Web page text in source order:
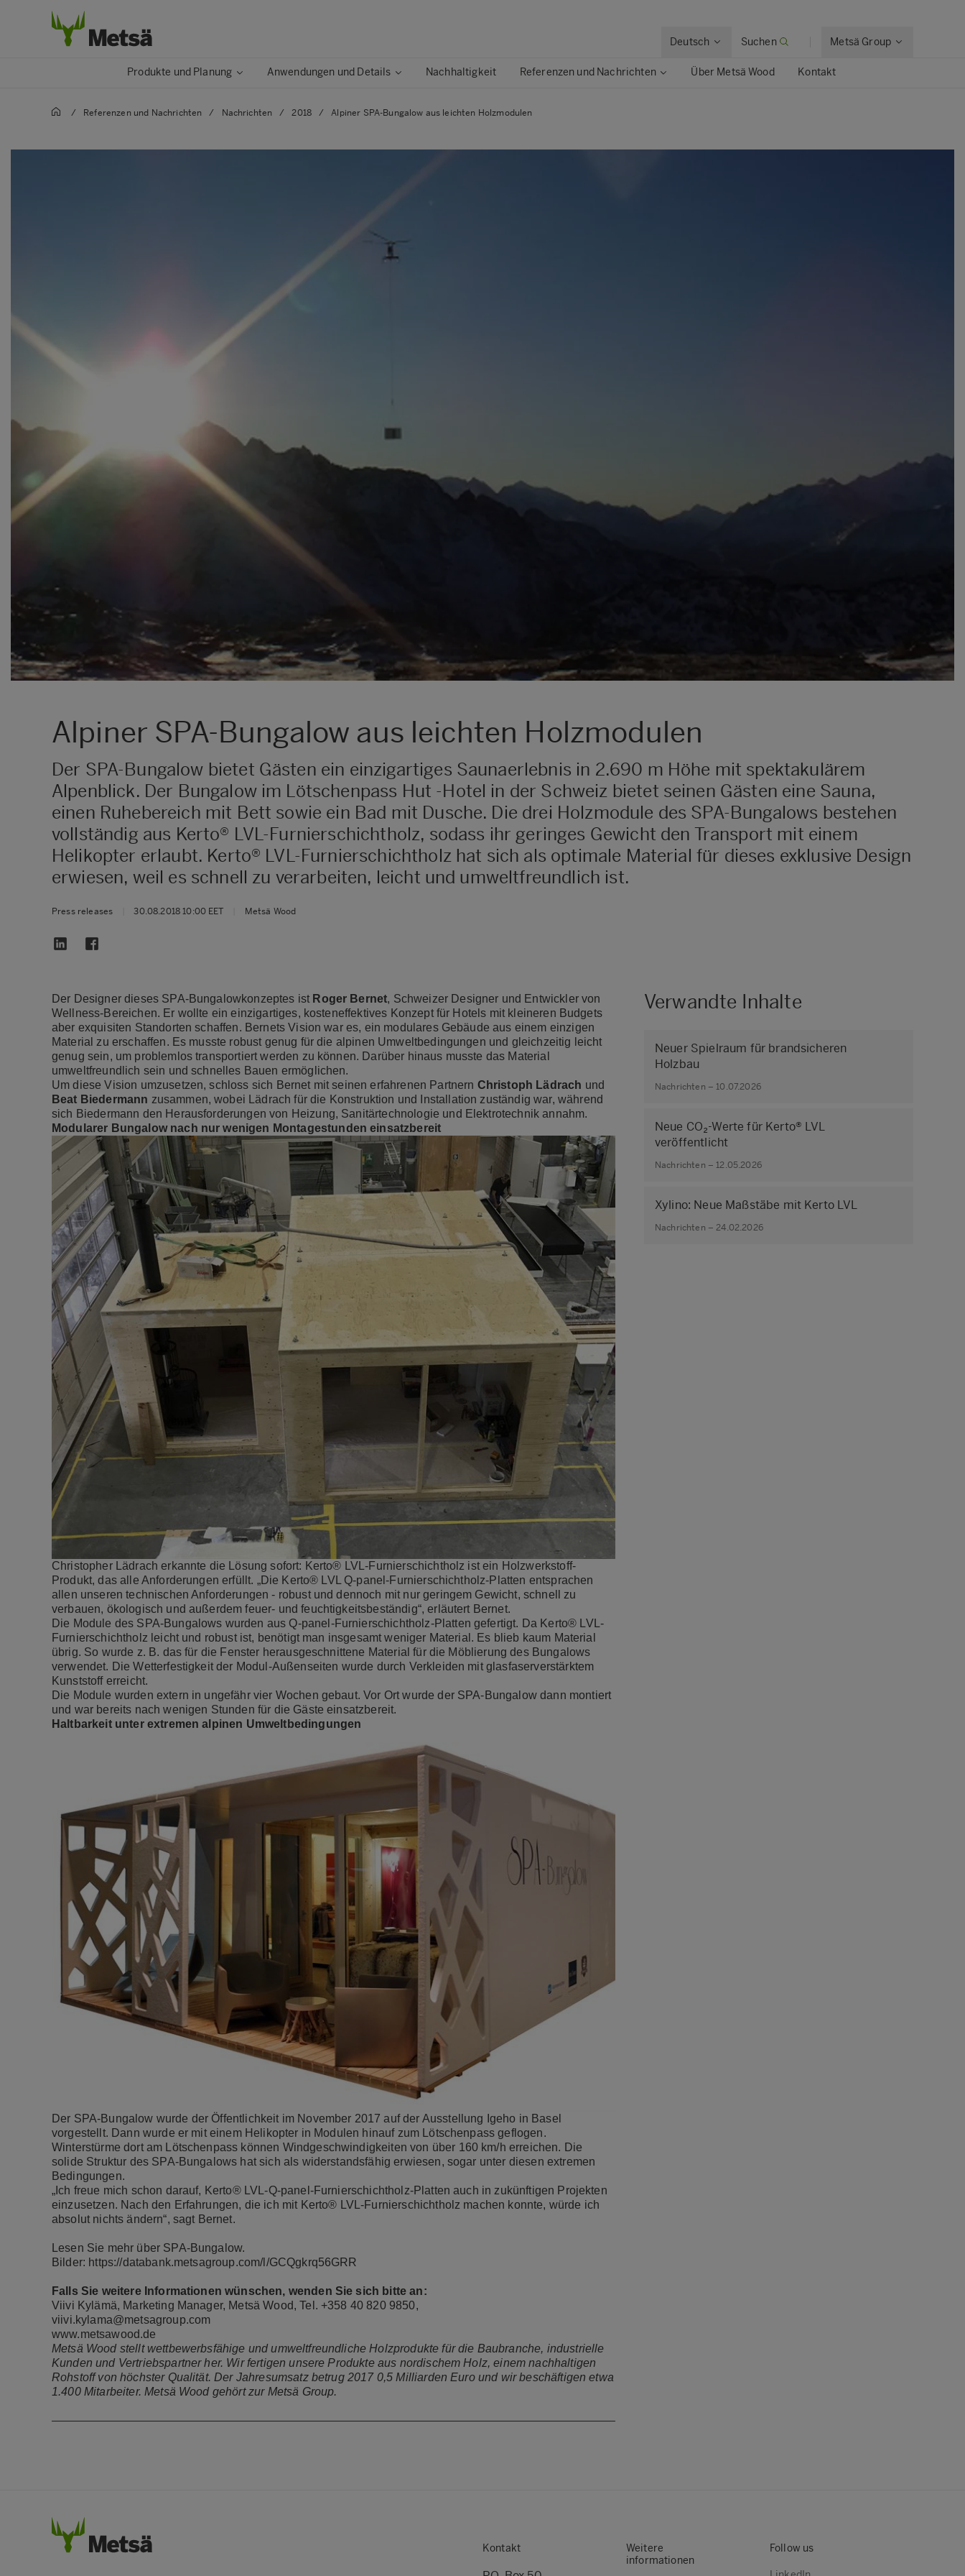
Deutsch Suchen Metsä Group
Produkte und Planung Anwendungen und Details Nachhaltigkeit Referenzen und Nachrichten Über Metsä Wood Kontakt
/ Referenzen und Nachrichten / Nachrichten / 2018 / Alpiner SPA-Bungalow aus leichten Holzmodulen
Alpiner SPA-Bungalow aus leichten Holzmodulen
Der SPA-Bungalow bietet Gästen ein einzigartiges Saunaerlebnis in 2.690 m Höhe mit spektakulärem
Alpenblick. Der Bungalow im Lötschenpass Hut -Hotel in der Schweiz bietet seinen Gästen eine Sauna,
einen Ruhebereich mit Bett sowie ein Bad mit Dusche. Die drei Holzmodule des SPA-Bungalows bestehen
vollständig aus Kerto® LVL-Furnierschichtholz, sodass ihr geringes Gewicht den Transport mit einem
Helikopter erlaubt. Kerto® LVL-Furnierschichtholz hat sich als optimale Material für dieses exklusive Design
erwiesen, weil es schnell zu verarbeiten, leicht und umweltfreundlich ist.
Press releases 30.08.2018 10:00 EET Metsä Wood
Der Designer dieses SPA-Bungalowkonzeptes ist Roger Bernet, Schweizer Designer und Entwickler von
Wellness-Bereichen. Er wollte ein einzigartiges, kosteneffektives Konzept für Hotels mit kleineren Budgets
aber exquisiten Standorten schaffen. Bernets Vision war es, ein modulares Gebäude aus einem einzigen
Material zu erschaffen. Es musste robust genug für die alpinen Umweltbedingungen und gleichzeitig leicht
genug sein, um problemlos transportiert werden zu können. Darüber hinaus musste das Material
umweltfreundlich sein und schnelles Bauen ermöglichen.
Um diese Vision umzusetzen, schloss sich Bernet mit seinen erfahrenen Partnern Christoph Lädrach und
Beat Biedermann zusammen, wobei Lädrach für die Konstruktion und Installation zuständig war, während
sich Biedermann den Herausforderungen von Heizung, Sanitärtechnologie und Elektrotechnik annahm.
Modularer Bungalow nach nur wenigen Montagestunden einsatzbereit
Christopher Lädrach erkannte die Lösung sofort: Kerto® LVL-Furnierschichtholz ist ein Holzwerkstoff-
Produkt, das alle Anforderungen erfüllt. „Die Kerto® LVL Q-panel-Furnierschichtholz-Platten entsprachen
allen unseren technischen Anforderungen - robust und dennoch mit nur geringem Gewicht, schnell zu
verbauen, ökologisch und außerdem feuer- und feuchtigkeitsbeständig“, erläutert Bernet.
Die Module des SPA-Bungalows wurden aus Q-panel-Furnierschichtholz-Platten gefertigt. Da Kerto® LVL-
Furnierschichtholz leicht und robust ist, benötigt man insgesamt weniger Material. Es blieb kaum Material
übrig. So wurde z. B. das für die Fenster herausgeschnittene Material für die Möblierung des Bungalows
verwendet. Die Wetterfestigkeit der Modul-Außenseiten wurde durch Verkleiden mit glasfaserverstärktem
Kunststoff erreicht.
Die Module wurden extern in ungefähr vier Wochen gebaut. Vor Ort wurde der SPA-Bungalow dann montiert
und war bereits nach wenigen Stunden für die Gäste einsatzbereit.
Haltbarkeit unter extremen alpinen Umweltbedingungen
Der SPA-Bungalow wurde der Öffentlichkeit im November 2017 auf der Ausstellung Igeho in Basel
vorgestellt. Dann wurde er mit einem Helikopter in Modulen hinauf zum Lötschenpass geflogen.
Winterstürme dort am Lötschenpass können Windgeschwindigkeiten von über 160 km/h erreichen. Die
solide Struktur des SPA-Bungalows hat sich als widerstandsfähig erwiesen, sogar unter diesen extremen
Bedingungen.
„Ich freue mich schon darauf, Kerto® LVL-Q-panel-Furnierschichtholz-Platten auch in zukünftigen Projekten
einzusetzen. Nach den Erfahrungen, die ich mit Kerto® LVL-Furnierschichtholz machen konnte, würde ich
absolut nichts ändern“, sagt Bernet.
Lesen Sie mehr über SPA-Bungalow.
Bilder: https://databank.metsagroup.com/l/GCQgkrq56GRR
Falls Sie weitere Informationen wünschen, wenden Sie sich bitte an:
Viivi Kylämä, Marketing Manager, Metsä Wood, Tel. +358 40 820 9850,
viivi.kylama@metsagroup.com
www.metsawood.de
Metsä Wood stellt wettbewerbsfähige und umweltfreundliche Holzprodukte für die Baubranche, industrielle
Kunden und Vertriebspartner her. Wir fertigen unsere Produkte aus nordischem Holz, einem nachhaltigen
Rohstoff von höchster Qualität. Der Jahresumsatz betrug 2017 0,5 Milliarden Euro und wir beschäftigen etwa
1.400 Mitarbeiter.Metsä Wood gehört zur Metsä Group.
Verwandte Inhalte
Neuer Spielraum für brandsicheren
Holzbau
Nachrichten – 10.07.2026
Neue CO₂-Werte für Kerto® LVL
veröffentlicht
Nachrichten – 12.05.2026
Xylino: Neue Maßstäbe mit Kerto LVL
Nachrichten – 24.02.2026
Kontakt
Weitere
informationen
Follow us